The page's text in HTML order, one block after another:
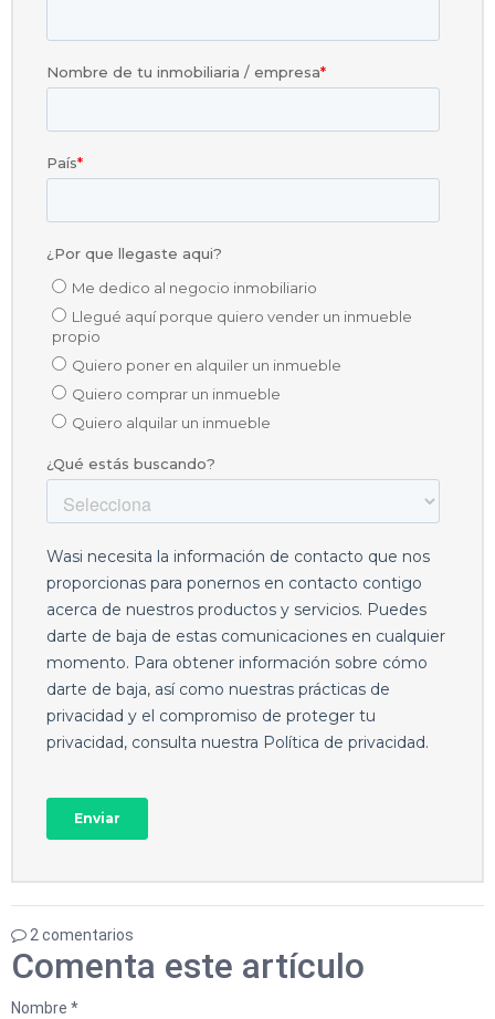
2 comentarios
Comenta este artículo
Nombre *